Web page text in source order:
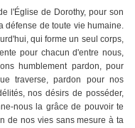
l'Église de Dorothy, pour son
défense de toute vie humaine.
qui forme un seul corps,
pour chacun d'entre nous,
humblement pardon, pour
traverse, pardon pour nos
nos désirs de posséder,
nous la grâce de pouvoir te
de nos vies sans mesure à ta